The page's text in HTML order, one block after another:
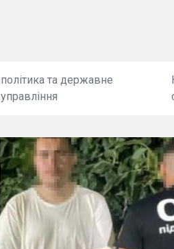
політика та державне
управління